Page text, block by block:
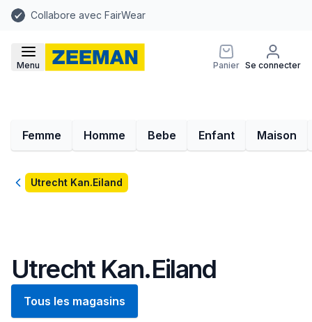
Collabore avec FairWear
Menu Panier Se connecter
Femme Homme Bebe Enfant Maison
RetourUtrecht Kan.Eiland
Utrecht Kan.Eiland
Tous les magasins